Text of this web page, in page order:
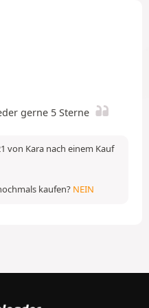
gerne 5 Sterne
von Kara nach einem Kauf
kaufen? NEIN